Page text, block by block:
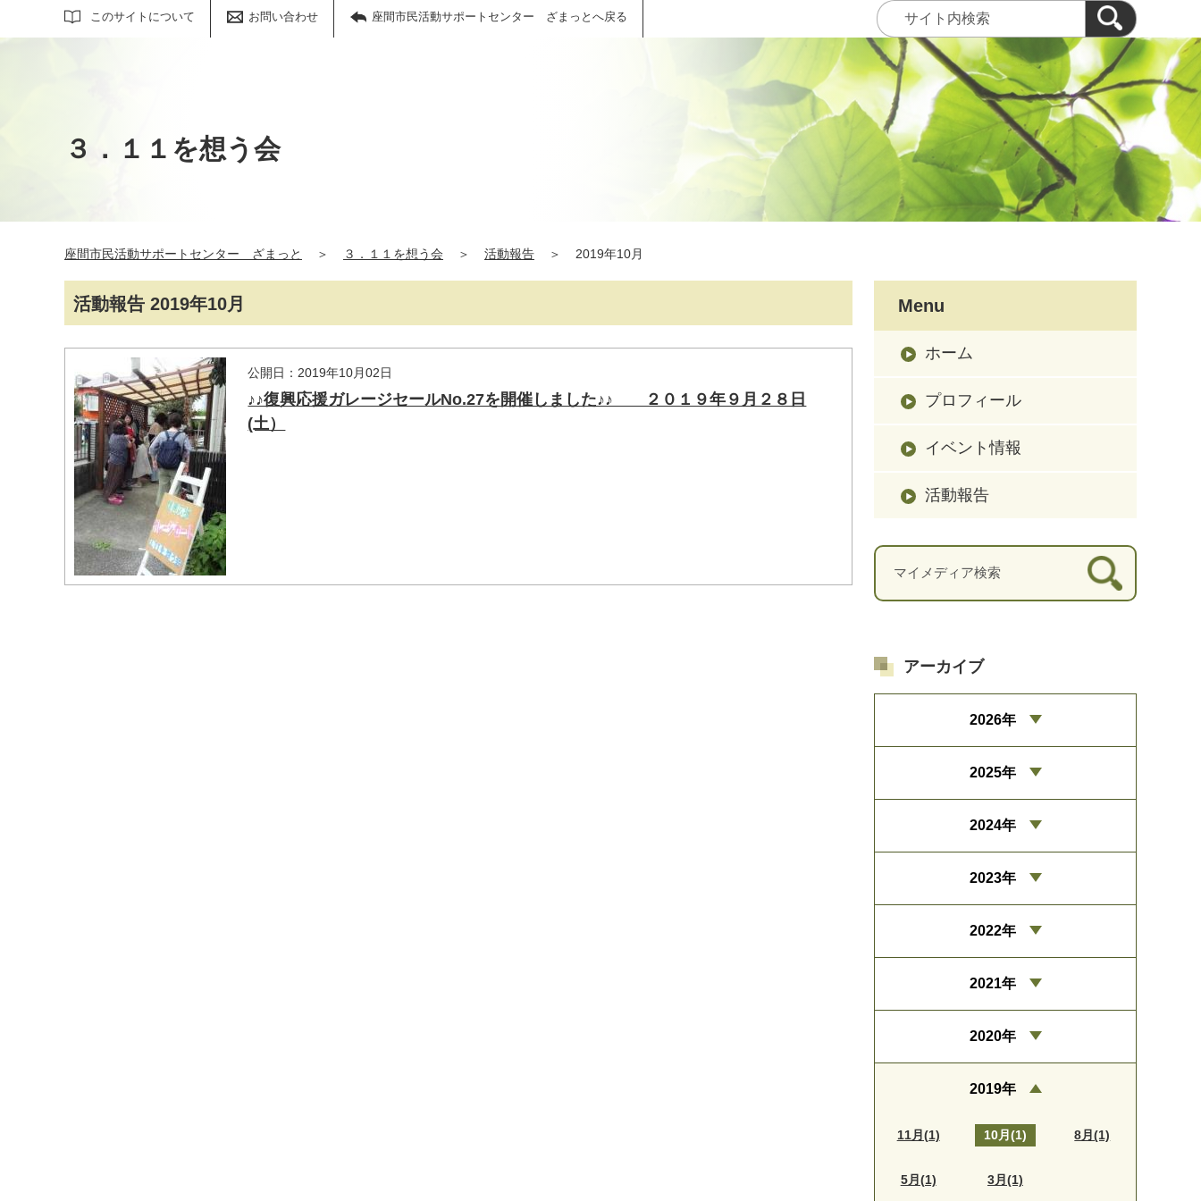
このサイトについて お問い合わせ 座間市民活動サポートセンター ざまっとへ戻る
サイト内検索
３．１１を想う会
座間市民活動サポートセンター ざまっと ＞ ３．１１を想う会 ＞ 活動報告 ＞ 2019年10月
活動報告 2019年10月
公開日：2019年10月02日
♪♪復興応援ガレージセールNo.27を開催しました♪♪ ２０１９年９月２８日
(土）
Menu
ホーム
プロフィール
イベント情報
活動報告
マイメディア検索
アーカイブ
2026年
2025年
2024年
2023年
2022年
2021年
2020年
2019年
11月(1) 10月(1) 8月(1)
5月(1) 3月(1)